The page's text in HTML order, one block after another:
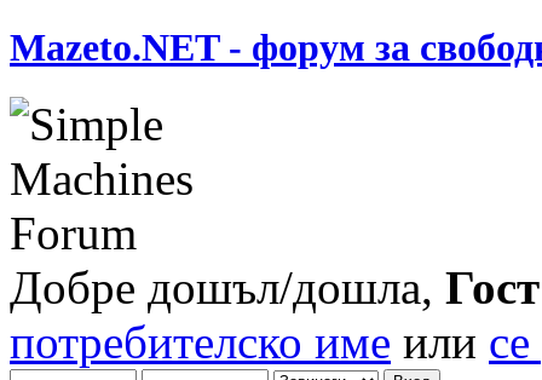
Mazeto.NET - форум за
Добре дошъл/дошла, Гост
потребителско име или